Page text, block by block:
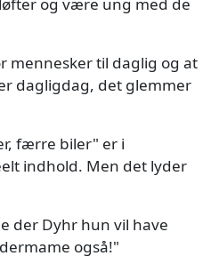
mennesker til daglig og at
dagligdag, det glemmer
færre biler" er i
indhold. Men det lyder
der Dyhr hun vil have
også!"